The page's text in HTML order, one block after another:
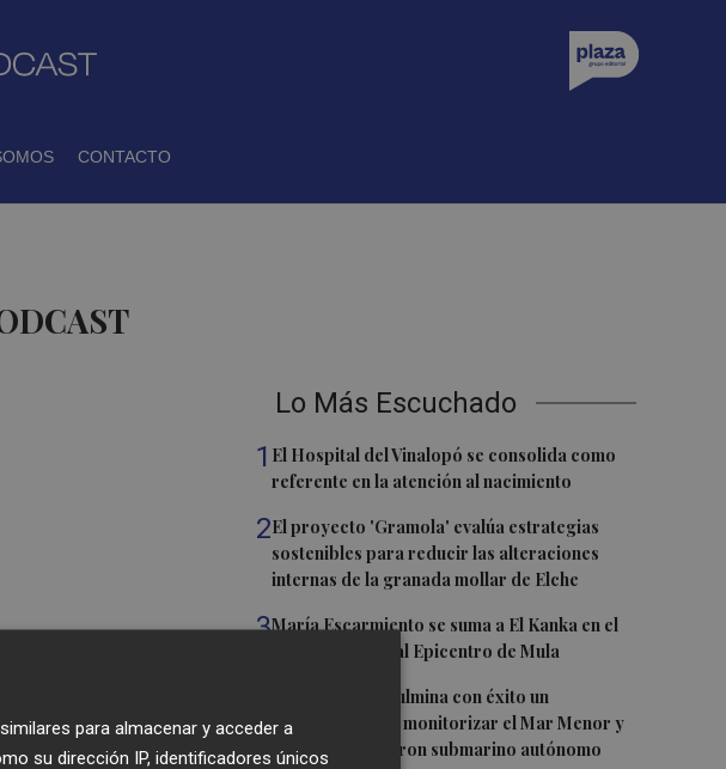
CONTACTO
Lo Más Escuchado
1 El Hospital del Vinalopó se consolida como
referente en la atención al nacimiento
2El proyecto 'Gramola' evalúa estrategias
sostenibles para reducir las alteraciones
internas de la granada mollar de Elche
3María Escarmiento se suma a El Kanka en el
cartel del festival Epicentro de Mula
UPCT Makers culmina con éxito un
catamarán para monitorizar el Mar Menor y
ya prepara un dron submarino autónomo
para almacenar y acceder a
su dirección IP, identificadores únicos